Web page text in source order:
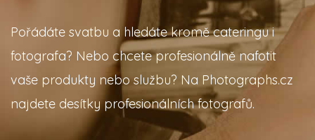
Pořádáte svatbu a hledáte kromě cateringu i
fotografa? Nebo chcete profesionálně nafotit
vaše produkty nebo službu? Na Photographs.cz
najdete desítky profesionálních fotografů.